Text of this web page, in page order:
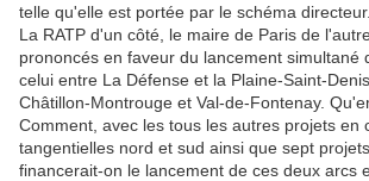
telle qu'elle est portée par le schéma directeur.
La RATP d'un côté, le maire de Paris de
prononcés en faveur du lancement simultané
celui entre La Défense et la Plaine-Saint-
Châtillon-Montrouge et Val-de-Fontenay.
Comment, avec les tous les autres projets en
tangentielles nord et sud ainsi que sept
financerait-on le lancement de ces deux arcs